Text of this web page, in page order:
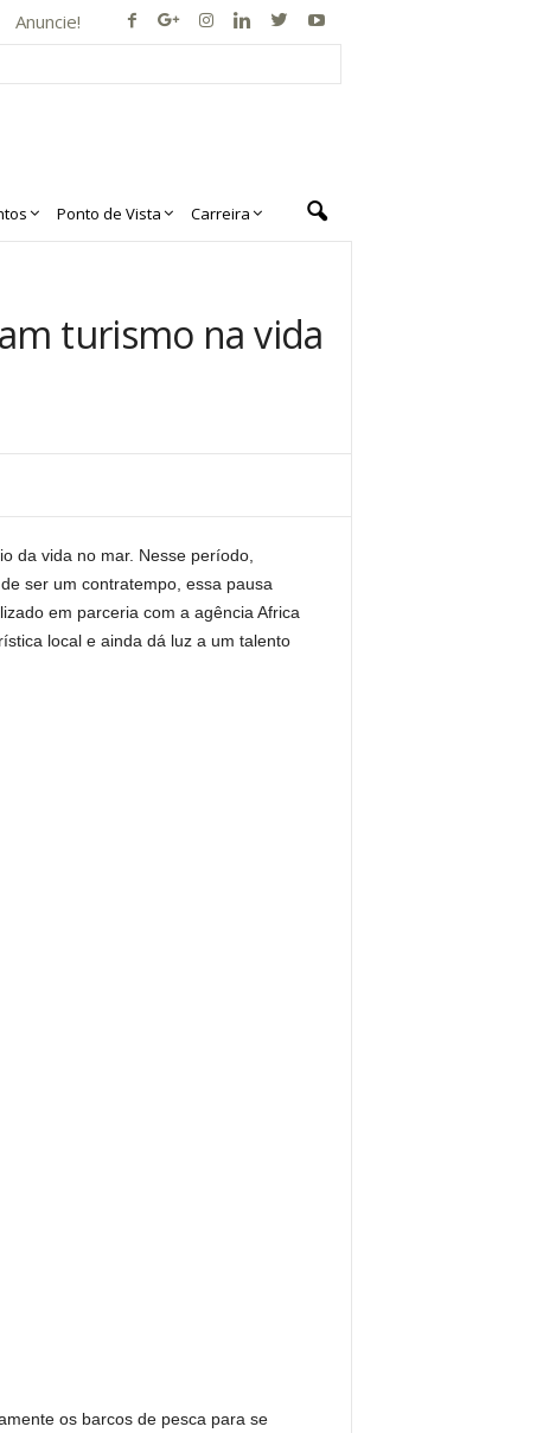
Anuncie!
Ponto de Vista Carreira
turismo na vida
da vida no mar. Nesse período,
ser um contratempo, essa pausa
em parceria com a agência Africa
local e ainda dá luz a um talento
os barcos de pesca para se